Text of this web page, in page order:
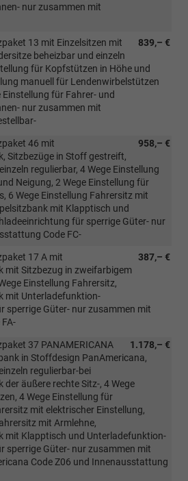
nur zusammen mit
839,– €
13 mit Einzelsitzen mit
beheizbar und einzeln
für Kopfstützen in Höhe und
manuell für Lendenwirbelstützen
Einstellung für Fahrer- und
nur zusammen mit
958,– €
46 mit
Sitzbezüge in Stoff gestreift,
regulierbar, 4 Wege Einstellung
Neigung, 2 Wege Einstellung für
6 Wege Einstellung Fahrersitz mit
mit Klapptisch und
für sperrige Güter- nur
Code FC-
387,– €
17 A mit
mit Sitzbezug in zweifarbigem
Einstellung Fahrersitz,
mit Unterladefunktion-
sperrige Güter- nur zusammen mit
1.178,– €
37 PANAMERICANA
in Stoffdesign PanAmericana,
regulierbar-bei
äußere rechte Sitz-, 4 Wege
4 Wege Einstellung für
mit elektrischer Einstellung,
mit Armlehne,
mit Klapptisch und Unterladefunktion-
sperrige Güter- nur zusammen mit
Code Z06 und Innenausstattung